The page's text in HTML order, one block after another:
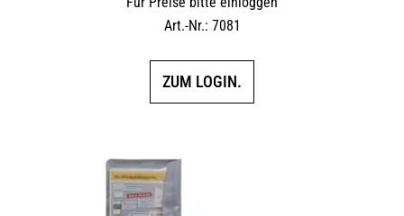
Art.-Nr.: 7081
ZUM LOGIN.